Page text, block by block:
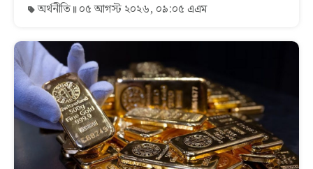
অর্থনীতি ০৫ আগস্ট ২০২৬, ০৯:০৫ এএম